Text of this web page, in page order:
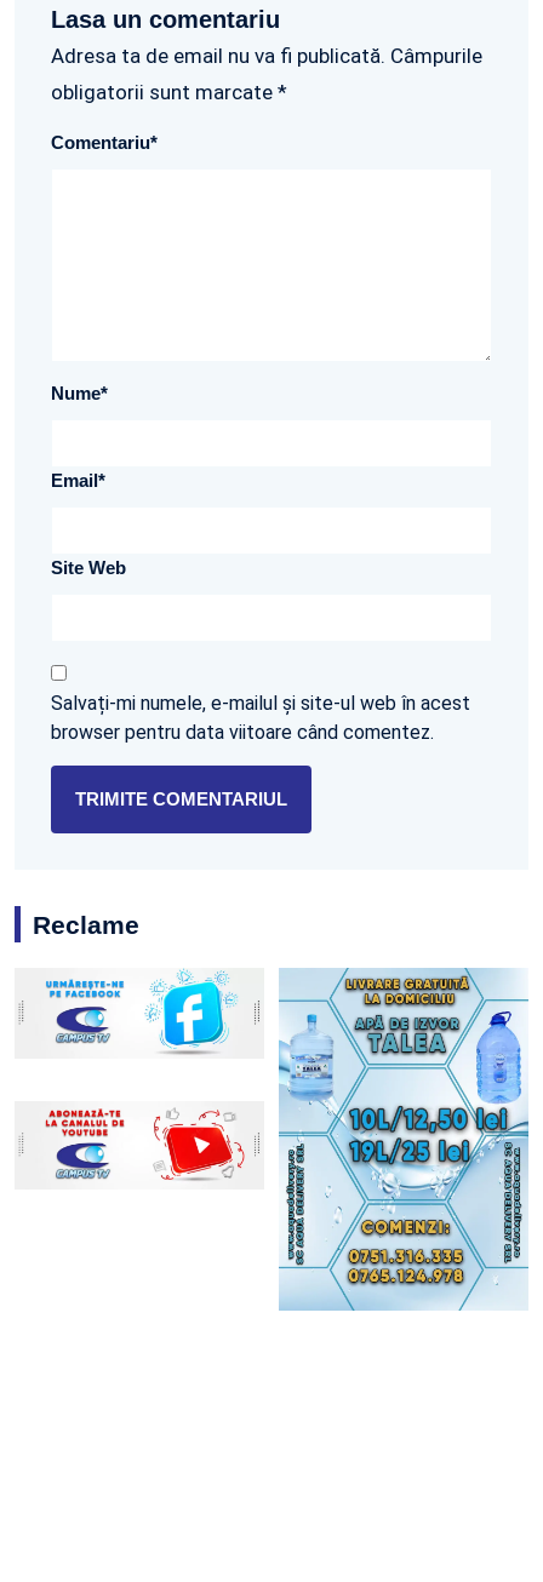
Lasa un comentariu
Adresa ta de email nu va fi publicată. Câmpurile
obligatorii sunt marcate *
Comentariu*
Nume*
Email*
Site Web
Salvați-mi numele, e-mailul și site-ul web în acest
browser pentru data viitoare când comentez.
Reclame